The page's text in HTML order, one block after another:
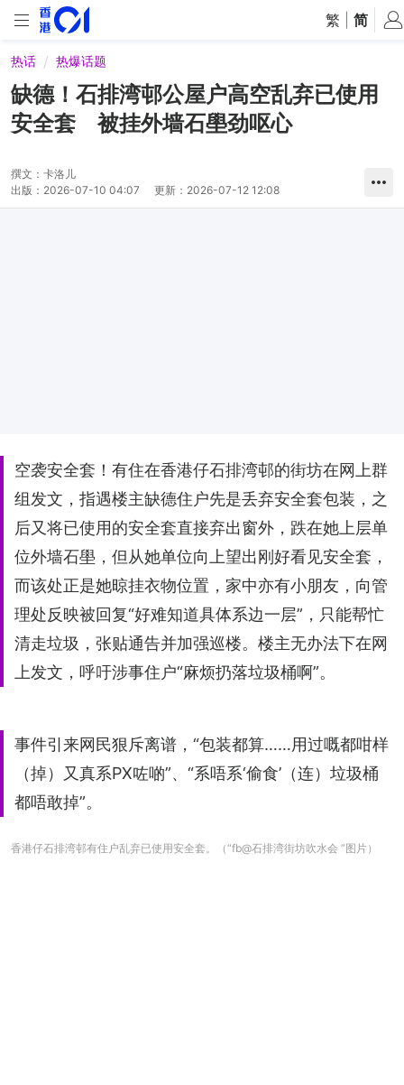
繁 简
热话 热爆话题
缺德！石排湾邨公屋户高空乱弃已使用
安全套 被挂外墙石壆劲呕心
撰文： 卡洛儿
出版： 2026-07-10 04:07 更新： 2026-07-12 12:08
空袭安全套！有住在香港仔石排湾邨的街坊在网上群
组发文，指遇楼主缺德住户先是丢弃安全套包装，之
后又将已使用的安全套直接弃出窗外，跌在她上层单
位外墙石壆，但从她单位向上望出刚好看见安全套，
而该处正是她晾挂衣物位置，家中亦有小朋友，向管
理处反映被回复“好难知道具体系边一层”，只能帮忙
清走垃圾，张贴通告并加强巡楼。楼主无办法下在网
上发文，呼吁涉事住户“麻烦扔落垃圾桶啊”。
事件引来网民狠斥离谱，“包装都算……用过嘅都咁样
（掉）又真系PX咗啲”、“系唔系‘偷食’（连）垃圾桶
都唔敢掉”。
香港仔石排湾邨有住户乱弃已使用安全套。（“fb@石排湾街坊吹水会 ”图片）